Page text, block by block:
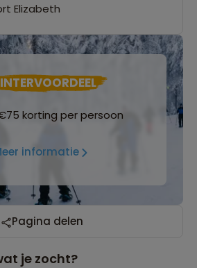
Elizabeth
korting per persoon
informatie
Pagina delen
je zocht?